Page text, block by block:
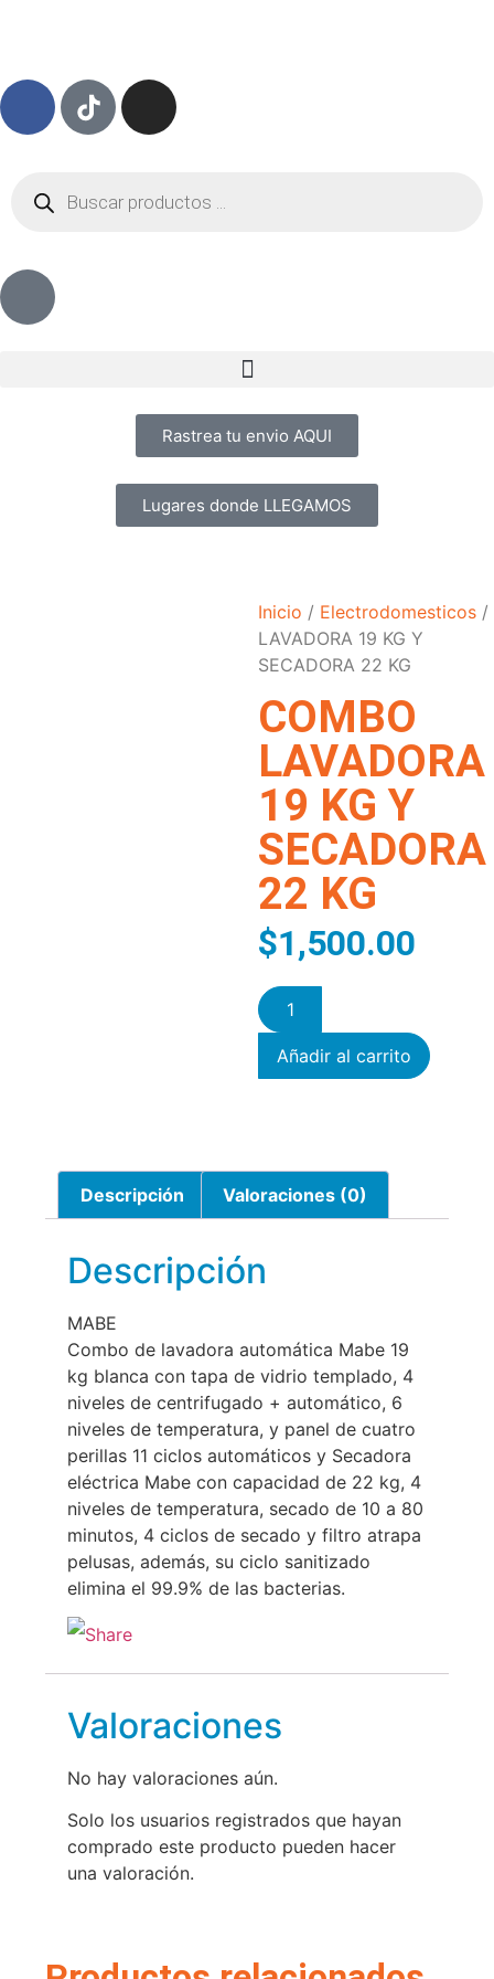
Rastrea tu envio AQUI
Lugares donde LLEGAMOS
Inicio / Electrodomesticos /
LAVADORA 19 KG Y
SECADORA 22 KG
COMBO
LAVADORA
19 KG Y
SECADORA
22 KG
$1,500.00
Añadir al carrito
Descripción Valoraciones (0)
Descripción
MABE
Combo de lavadora automática Mabe 19
kg blanca con tapa de vidrio templado, 4
niveles de centrifugado + automático, 6
niveles de temperatura, y panel de cuatro
perillas 11 ciclos automáticos y Secadora
eléctrica Mabe con capacidad de 22 kg, 4
niveles de temperatura, secado de 10 a 80
minutos, 4 ciclos de secado y filtro atrapa
pelusas, además, su ciclo sanitizado
elimina el 99.9% de las bacterias.
Valoraciones
No hay valoraciones aún.
Solo los usuarios registrados que hayan
comprado este producto pueden hacer
una valoración.